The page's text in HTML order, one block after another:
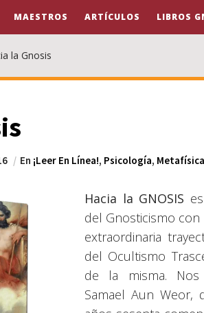
MAESTROS ARTÍCULOS LIBROS
la Gnosis
En ¡Leer En Línea!, Psicología, Metafísica
Hacia la GNOSIS
del Gnosticismo con
extraordinaria
del Ocultismo
de la misma. Nos
Samael Aun Weor,